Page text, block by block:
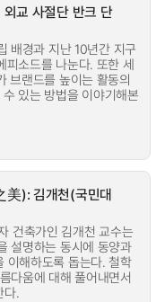
교 사절단 반크 단
배경과 지난 10년간 지구
피소드를 나눈다. 또한 세
브랜드를 높이는 활동의
있는 방법을 이야기해본
): 김개천(국민대
건축가인 김개천 교수는
설명하는 동시에 동양과
이해하도록 돕는다. 철학
다움에 대해 풀어내면서
다.